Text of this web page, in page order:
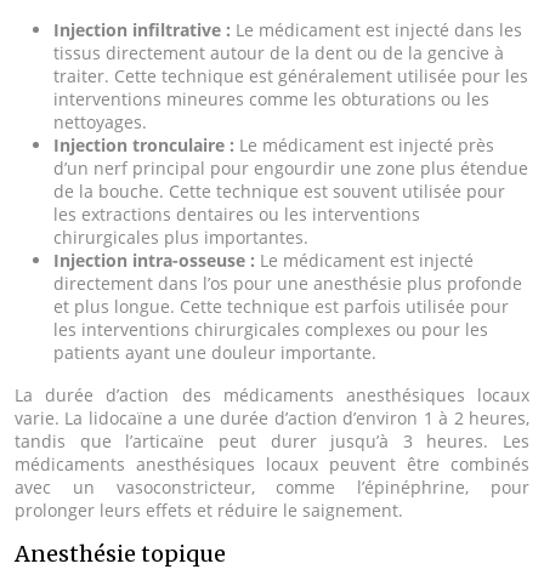
Injection infiltrative : Le médicament est injecté dans les
tissus directement autour de la dent ou de la gencive à
traiter. Cette technique est généralement utilisée pour les
interventions mineures comme les obturations ou les
nettoyages.
Injection tronculaire : Le médicament est injecté près
d’un nerf principal pour engourdir une zone plus étendue
de la bouche. Cette technique est souvent utilisée pour
les extractions dentaires ou les interventions
chirurgicales plus importantes.
Injection intra-osseuse : Le médicament est injecté
directement dans l’os pour une anesthésie plus profonde
et plus longue. Cette technique est parfois utilisée pour
les interventions chirurgicales complexes ou pour les
patients ayant une douleur importante.
La durée d’action des médicaments anesthésiques locaux
varie. La lidocaïne a une durée d’action d’environ 1 à 2 heures,
tandis que l’articaïne peut durer jusqu’à 3 heures. Les
médicaments anesthésiques locaux peuvent être combinés
avec un vasoconstricteur, comme l’épinéphrine, pour
prolonger leurs effets et réduire le saignement.
Anesthésie topique